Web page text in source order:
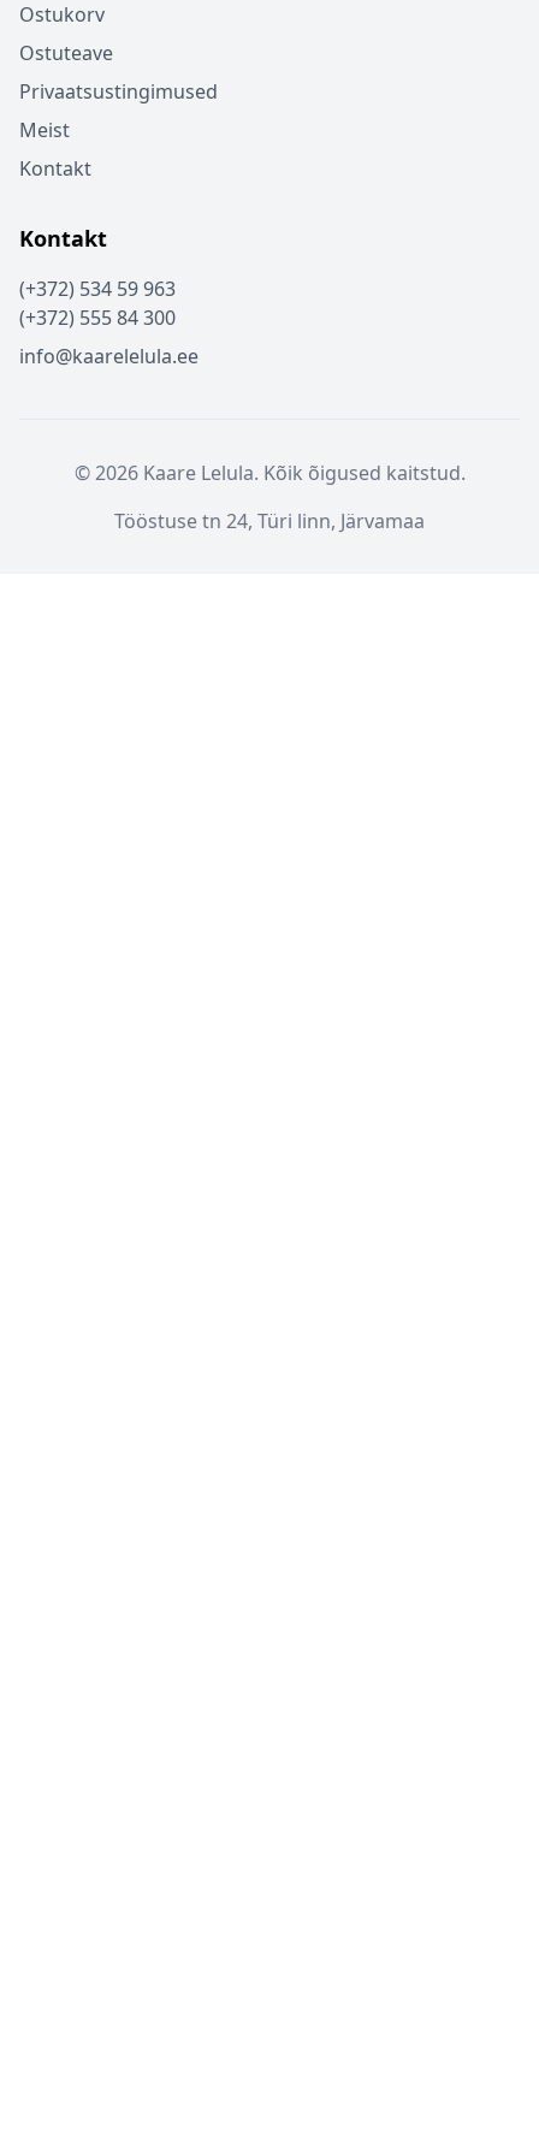
Ostukorv
Ostuteave
Privaatsustingimused
Meist
Kontakt
Kontakt
(+372) 534 59 963
(+372) 555 84 300
info@kaarelelula.ee
© 2026 Kaare Lelula. Kõik õigused kaitstud.
Tööstuse tn 24, Türi linn, Järvamaa